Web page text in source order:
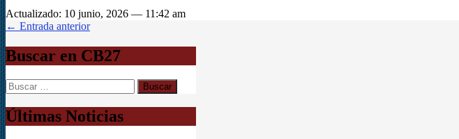
Actualizado: 10 junio, 2026 — 11:42 am
← Entrada anterior
Buscar en CB27
Buscar:
Últimas Noticias